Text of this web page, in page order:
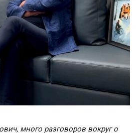
много разговоров вокруг о